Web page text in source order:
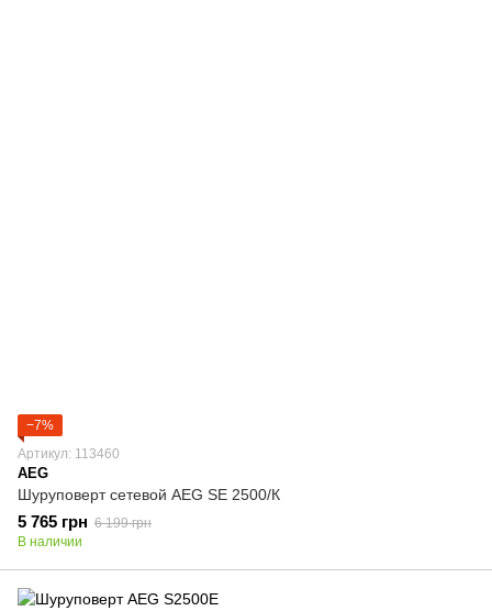
−7%
Артикул: 113460
AEG
Шуруповерт сетевой AEG SE 2500/К
5 765 грн 6 199 грн
В наличии